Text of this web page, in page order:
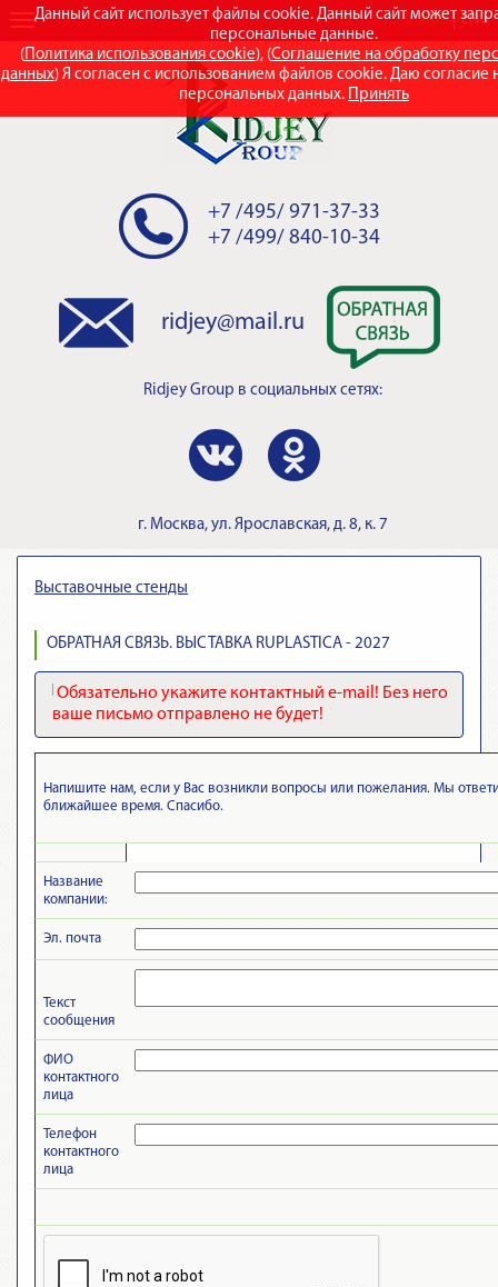
Данный сайт использует файлы cookie. Данный сайт может
персональные данные.
(Политика использования cookie), (Соглашение на обработку
данных) Я согласен с использованием файлов cookie. Даю согласие
персональных данных. Принять
RUS ENG
+7 /495/ 971-37-33
+7 /499/ 840-10-34
ridjey@mail.ru
Ridjey Group в социальных сетях:
г. Москва, ул. Ярославская, д. 8, к. 7
Выставочные стенды
ОБРАТНАЯ СВЯЗЬ. ВЫСТАВКА RUPLASTICA - 2027
Обязательно укажите контактный e-mail! Без него
ваше письмо отправлено не будет!
Напишите нам, если у Вас возникли вопросы или пожелания. Мы
ближайшее время. Спасибо.
Название
компании:
Эл. почта
Текст
сообщения
ФИО
контактного
лица
Телефон
контактного
лица